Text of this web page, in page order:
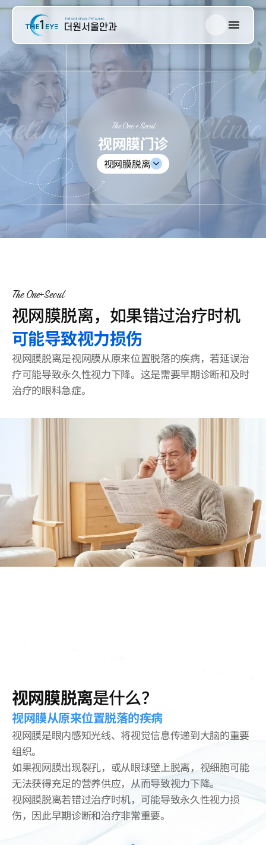
English
日本語
中文
The One 首尔
视网膜门诊
青光眼门诊
白内障门诊
近视门诊
眼综合检查
登录
The One + Seoul
视网膜门诊
视网膜脱离
The One Seoul
视网膜脱离，如果错过治疗时机
可能导致视力损伤
视网膜脱离是视网膜从原来位置脱落的疾病，若延误治
疗可能导致永久性视力下降。这是需要早期诊断和及时
治疗的眼科急症。
视网膜脱离是什么？
视网膜从原来位置脱落的疾病
视网膜是眼内感知光线、将视觉信息传递到大脑的重要
组织。
如果视网膜出现裂孔，或从眼球壁上脱离，视细胞可能
无法获得充足的营养供应，从而导致视力下降。
视网膜脱离若错过治疗时机，可能导致永久性视力损
伤，因此早期诊断和治疗非常重要。